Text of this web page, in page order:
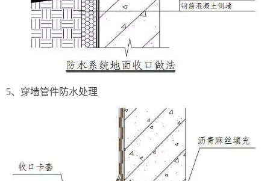
5、穿墙管件防水处理